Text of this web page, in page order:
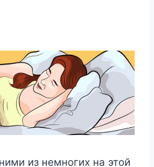
из немногих на этой